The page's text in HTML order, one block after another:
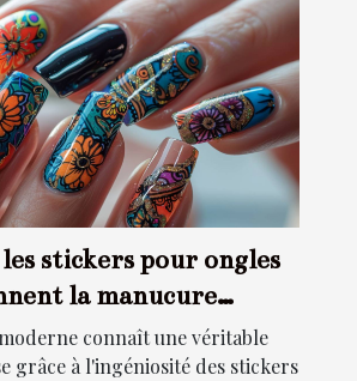
stickers pour ongles
la manucure
connaît une véritable
grâce à l'ingéniosité des stickers